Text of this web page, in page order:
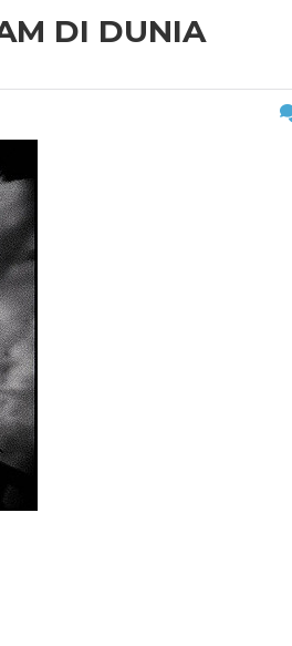
DI DUNIA